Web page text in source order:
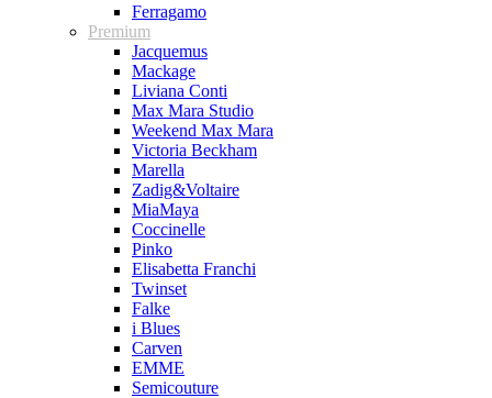
Ferragamo
Premium
Jacquemus
Mackage
Liviana Conti
Max Mara Studio
Weekend Max Mara
Victoria Beckham
Marella
Zadig&Voltaire
MiaMaya
Coccinelle
Pinko
Elisabetta Franchi
Twinset
Falke
i Blues
Carven
EMME
Semicouture